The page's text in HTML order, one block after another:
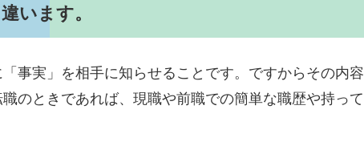
います。
事実」を相手に知らせることです。ですからその内容
のときであれば、現職や前職での簡単な職歴や持って